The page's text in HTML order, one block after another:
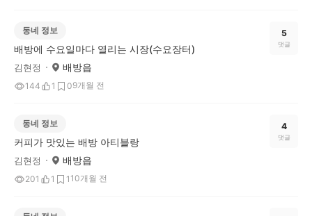
동네 정보
배방에 수요일마다 열리는 시장(수요장터)
김현정 배방읍
144 1 09개월 전
5
댓글
동네 정보
커피가 맛있는 배방 아티블랑
김현정 배방읍
201 1 1 10개월 전
4
댓글